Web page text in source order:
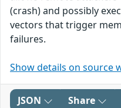
(crash) and possibly
vectors that trigger
failures.
Show details on source
JSON Share